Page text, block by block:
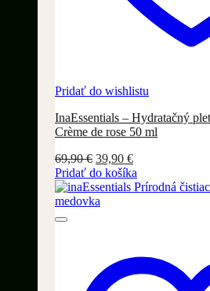
Pridať do wishlistu
InaEssentials – Hydratačný
Crème de rose 50 ml
69,90€ Pôvodná
cena
bola:
69,90 €.
39,90 €Aktuálna
cena
je:
Pridať do košíka